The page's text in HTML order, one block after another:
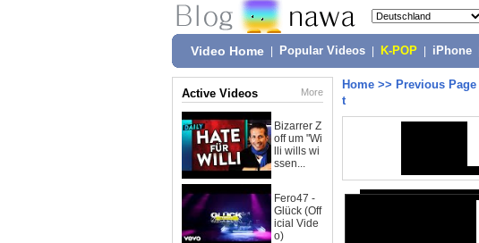
Video Home Popular Videos K-POP iPhone
Active Videos More
Bizarrer Z
off um "Wi
lli wills wi
ssen...
Fero47 -
Glück (Off
icial Vide
o)
Home >> Previous Page
t